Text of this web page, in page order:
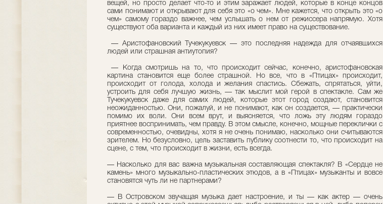
вещей, но просто делает что-то и этим заражает людей, которые в конце концов
сами понимают и открывают для себя это «о чем». Мне кажется, что открыть это «о
чем» самому гораздо важнее, чем услышать о нем от режиссера напрямую. Хотя
существуют оба варианта и каждый из них имеет право на существование.
— Аристофановский Тучекукуевск — это последняя надежда для отчаявшихся
людей или страшная антиутопия?
— Когда смотришь на то, что происходит сейчас, конечно, аристофановская
картина становится еще более страшной. Но все, что в «Птицах» происходит,
происходит от голода, холода и желания спастись. Сбежать, спрятаться, уйти,
устроить для себя лучшую жизнь, — так мыслит мой герой в спектакле. Сам же
Тучекукуевск даже для самих людей, которые этот город создают, становится
неожиданностью. Они, пожалуй, и не понимают, как он создается, — практически
помимо их воли. Они всем врут, и выясняется, что ложь эту людям гораздо
приятнее воспринимать, чем правду. В этом смысле, конечно, мощные переклички с
современностью, очевидны, хотя я не очень понимаю, насколько они считываются
зрителем. Но безусловно, цель заставить публику соотнести то, что происходит на
сцене, с тем, что происходит в жизни, есть всегда.
— Насколько для вас важна музыкальная составляющая спектакля? В «Сердце не
камень» много музыкально-пластических этюдов, а в «Птицах» музыканты и вовсе
становятся чуть ли не партнерами?
— В Островском звучащая музыка дает настроение, и ты — как актер — очень